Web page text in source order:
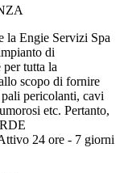
la Engie Servizi Spa
di
tutta la
scopo di fornire
pericolanti, cavi
etc. Pertanto,
24 ore - 7 giorni